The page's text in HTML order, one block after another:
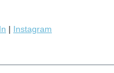
| Instagram